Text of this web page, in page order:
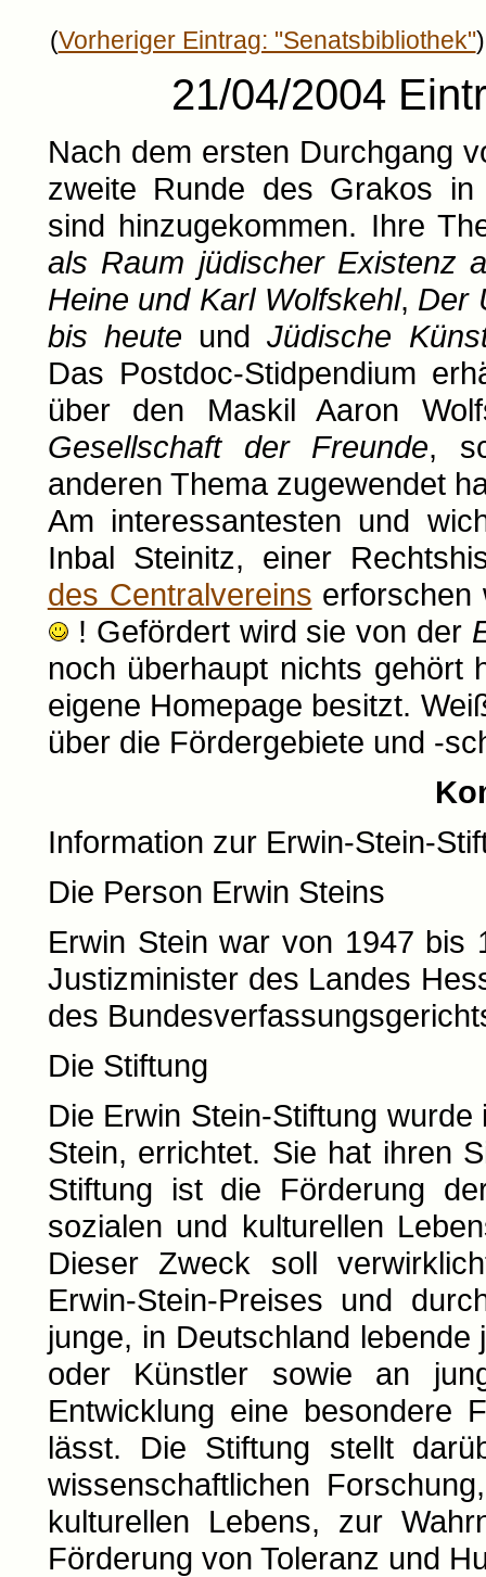
(Vorheriger Eintrag: "Senatsbibliothek"
21/04/2004
Nach dem ersten Durchgang
zweite Runde des Grakos in
sind hinzugekommen. Ihre
als Raum jüdischer Existenz
Heine und Karl Wolfskehl, Der
bis heute undJüdische
Das Postdoc-Stidpendium
über den Maskil Aaron
Gesellschaft der Freunde,
anderen Thema zugewendet
Am interessantesten und
Inbal Steinitz, einer
des Centralvereins erforschen
! Gefördert wird sie von der
noch überhaupt nichts gehört
eigene Homepage besitzt.
über die Fördergebiete und -
Information zur Erwin-Stein-
Die Person Erwin Steins
Erwin Stein war von 1947 bis
Justizminister des Landes
des
Die Stiftung
Die Erwin Stein-Stiftung
Stein, errichtet. Sie hat ihren
Stiftung ist die Förderung
sozialen und kulturellen
Dieser Zweck soll
Erwin-Stein-Preises und
junge, in Deutschland
oder Künstler sowie an
Entwicklung eine besondere
lässt. Die Stiftung stellt
wissenschaftlichen
kulturellen Lebens, zur
Förderung von Toleranz und